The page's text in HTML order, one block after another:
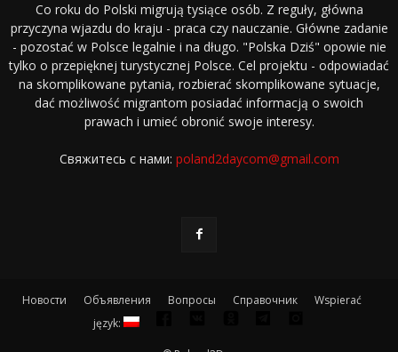
Co roku do Polski migrują tysiące osób. Z reguły, główna
przyczyna wjazdu do kraju - praca czy nauczanie. Główne zadanie
- pozostać w Polsce legalnie i na długo. "Polska Dziś" opowie nie
tylko o przepięknej turystycznej Polsce. Cel projektu - odpowiadać
na skomplikowane pytania, rozbierać skomplikowane sytuacje,
dać możliwość migrantom posiadać informacją o swoich
prawach i umieć obronić swoje interesy.
Свяжитесь с нами: poland2daycom@gmail.com
Новости Объявления Вопросы Справочник
Wspierać
język: